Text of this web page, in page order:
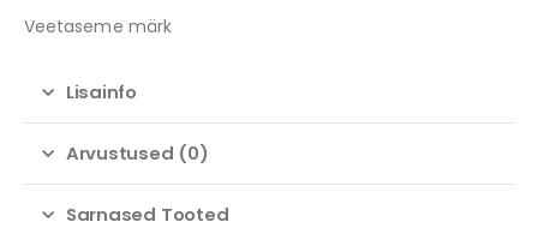
Veetaseme märk
Lisainfo
Arvustused (0)
Sarnased Tooted